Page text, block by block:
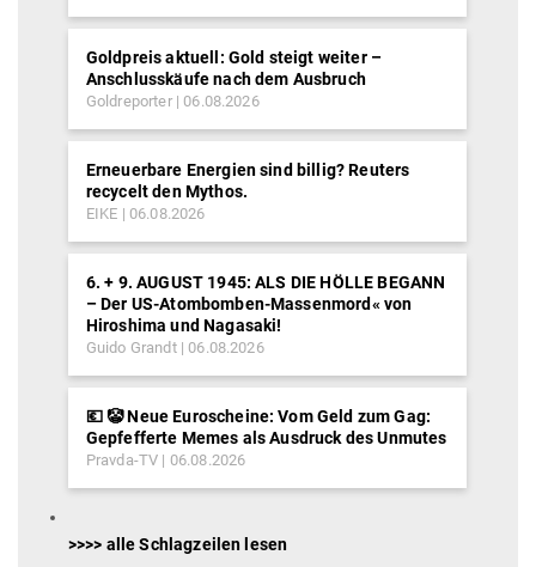
Goldpreis aktuell: Gold steigt weiter –
Anschlusskäufe nach dem Ausbruch
Goldreporter 06.08.2026
Erneuerbare Energien sind billig? Reuters
recycelt den Mythos.
EIKE 06.08.2026
6. + 9. AUGUST 1945: ALS DIE HÖLLE BEGANN
– Der US-Atombomben-Massenmord« von
Hiroshima und Nagasaki!
Guido Grandt 06.08.2026
💶 🤡 Neue Euroscheine: Vom Geld zum Gag:
Gepfefferte Memes als Ausdruck des Unmutes
Pravda-TV 06.08.2026
>>>> alle Schlagzeilen lesen